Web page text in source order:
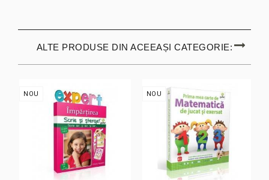
ALTE PRODUSE DIN ACEEAȘI CATEGORIE:
NOU NOU